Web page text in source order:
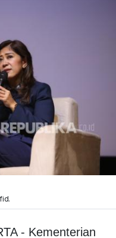
- Kementerian